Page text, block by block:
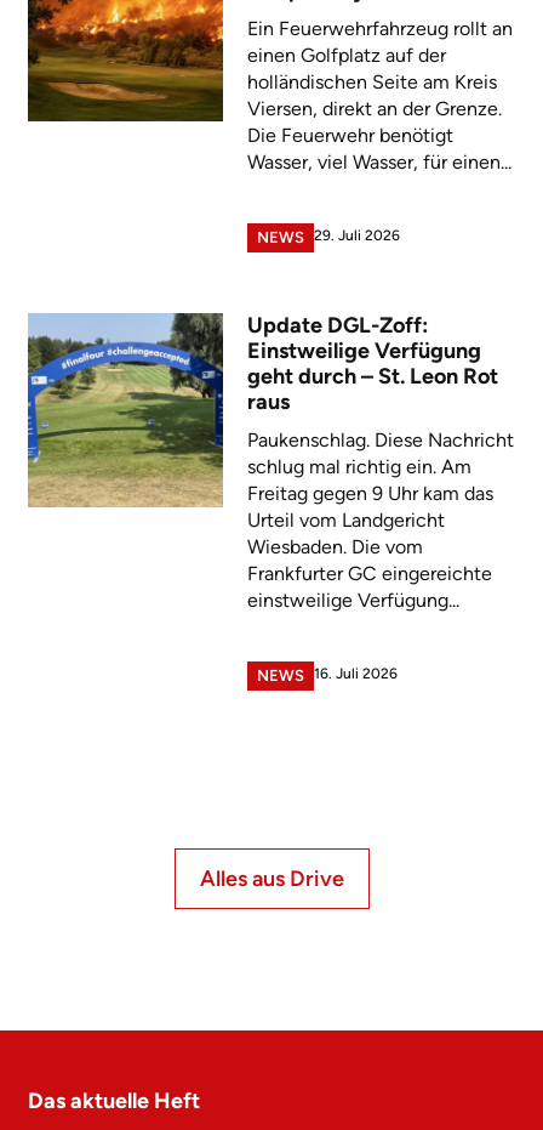
Ein Feuerwehrfahrzeug rollt an
einen Golfplatz auf der
holländischen Seite am Kreis
Viersen, direkt an der Grenze.
Die Feuerwehr benötigt
Wasser, viel Wasser, für einen...
NEWS 29. Juli 2026
Update DGL-Zoff:
Einstweilige Verfügung
geht durch – St. Leon Rot
raus
Paukenschlag. Diese Nachricht
schlug mal richtig ein. Am
Freitag gegen 9 Uhr kam das
Urteil vom Landgericht
Wiesbaden. Die vom
Frankfurter GC eingereichte
einstweilige Verfügung...
NEWS 16. Juli 2026
Alles aus Drive
Das aktuelle Heft